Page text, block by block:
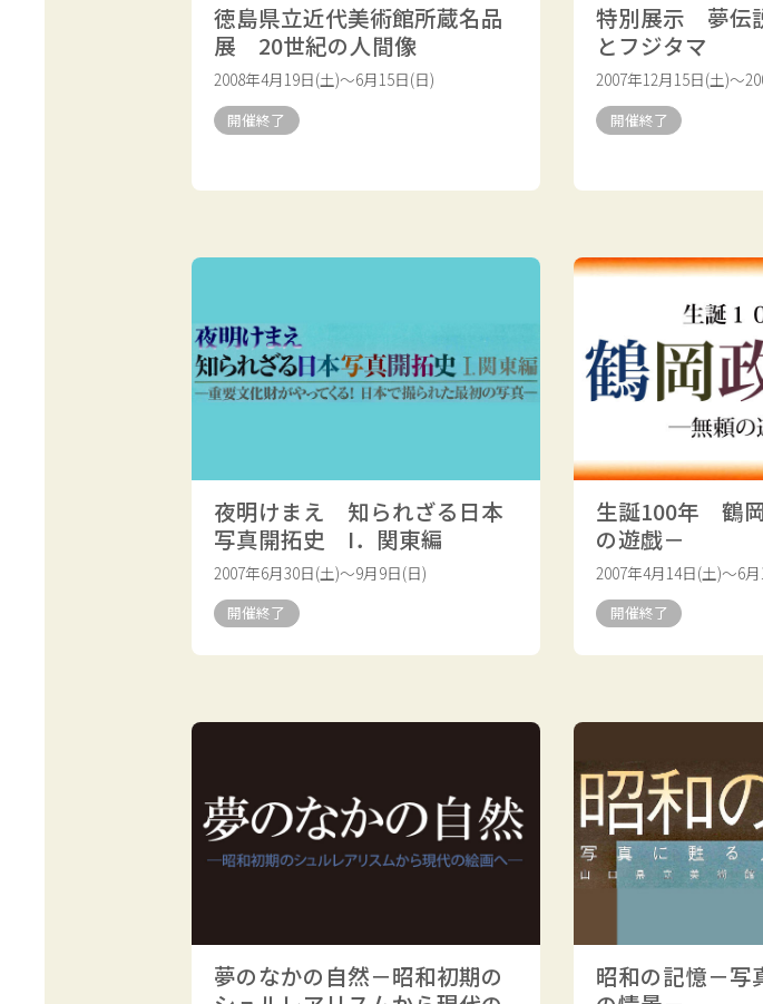
徳島県立近代美術館所蔵名品
展 20世紀の人間像
2008年4月19日(土)～6月15日(日)
開催終了
特別展示 夢伝
とフジタマ
2007年12月15日(土)～
開催終了
夜明けまえ 知られざる日本
写真開拓史 I．関東編
2007年6月30日(土)～9月9日(日)
開催終了
生誕100年 鶴
の遊戯－
2007年4月14日(土)～6
開催終了
夢のなかの自然－昭和初期の
昭和の記憶－写